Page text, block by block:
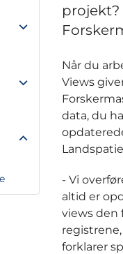
Når du
Views
data, du
- Vi
altid er
views den
forklarer